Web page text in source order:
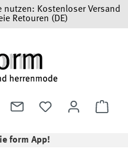
Kostenloser Versand
Retouren (DE)
form App!